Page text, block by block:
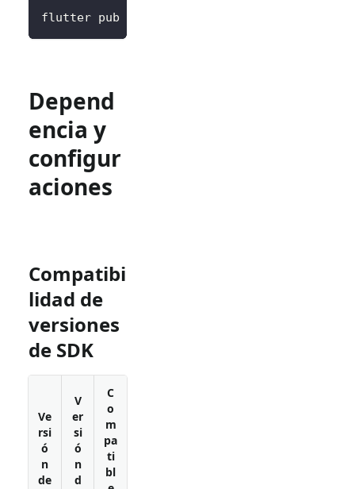
flutter pub get
Depend
encia y
configur
aciones
Compatibi
lidad de
versiones
de SDK
Ve
rsi
ó
n
de
V
er
si
ó
n
d
C
o
m
pa
ti
bl